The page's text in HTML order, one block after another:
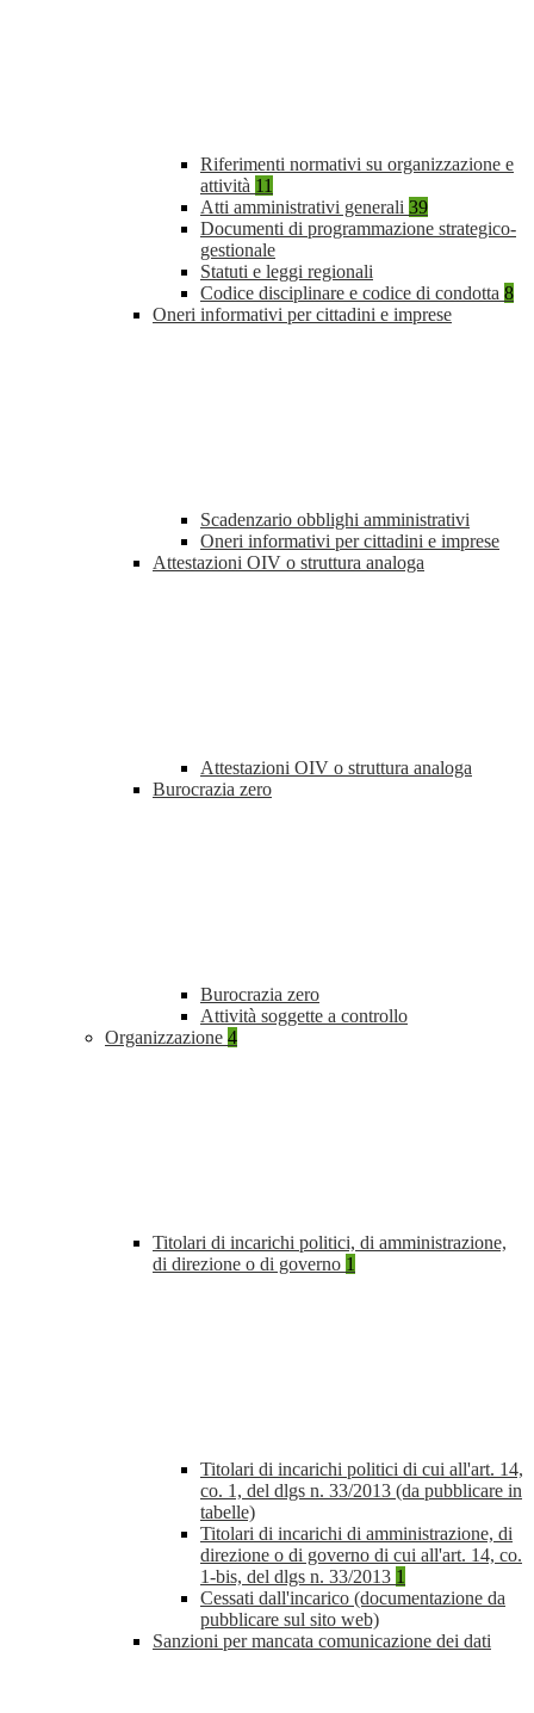
Riferimenti normativi su organizzazione e
attività 11
Atti amministrativi generali 39
Documenti di programmazione strategico-
gestionale
Statuti e leggi regionali
Codice disciplinare e codice di condotta 8
Oneri informativi per cittadini e imprese
Scadenzario obblighi amministrativi
Oneri informativi per cittadini e imprese
Attestazioni OIV o struttura analoga
Attestazioni OIV o struttura analoga
Burocrazia zero
Burocrazia zero
Attività soggette a controllo
Organizzazione 4
Titolari di incarichi politici, di amministrazione,
di direzione o di governo 1
Titolari di incarichi politici di cui all'art. 14,
co. 1, del dlgs n. 33/2013 (da pubblicare in
tabelle)
Titolari di incarichi di amministrazione, di
direzione o di governo di cui all'art. 14, co.
1-bis, del dlgs n. 33/2013 1
Cessati dall'incarico (documentazione da
pubblicare sul sito web)
Sanzioni per mancata comunicazione dei dati